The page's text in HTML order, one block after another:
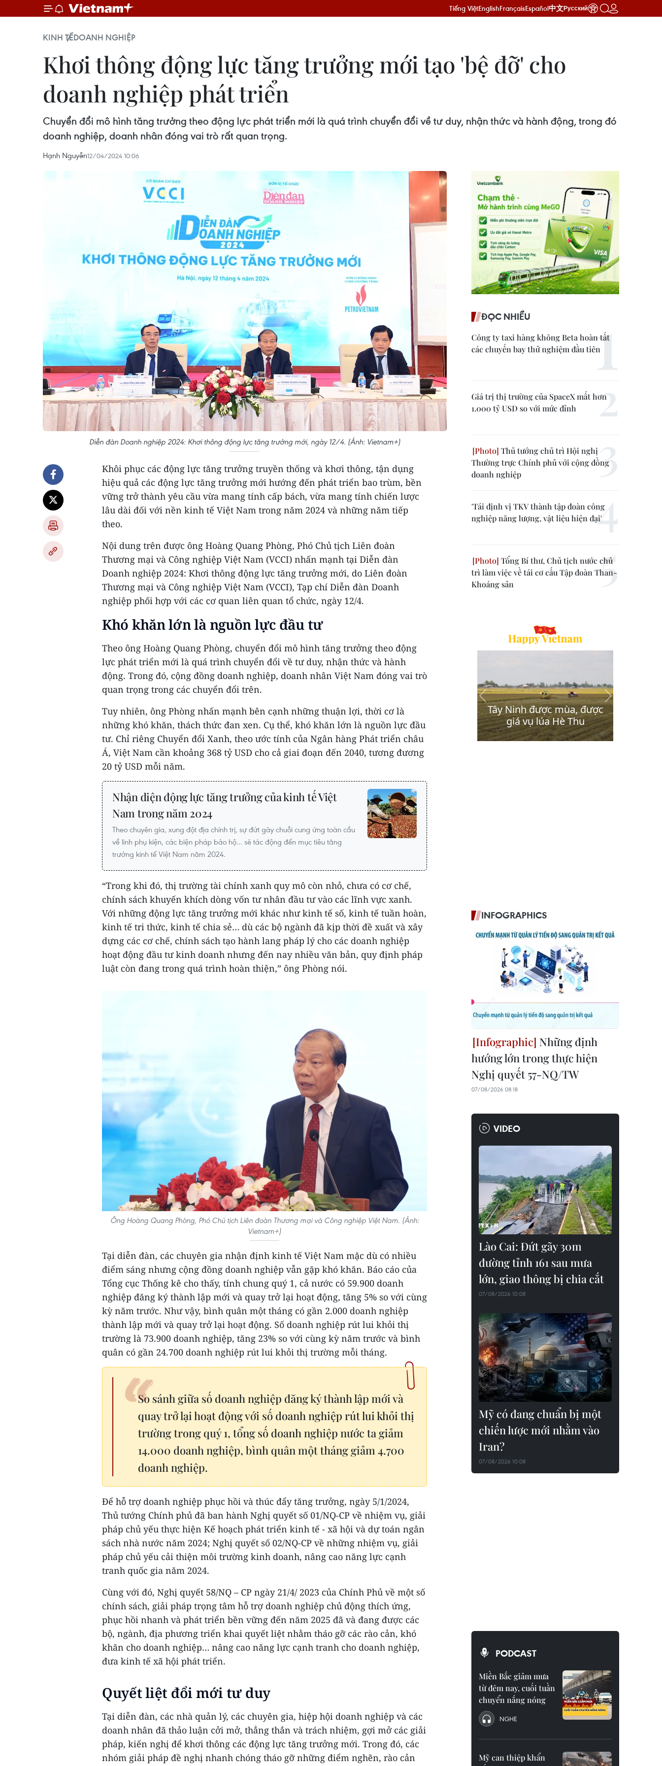
Tiếng ViệtEnglishFrançaisEspañol中文Русский
KINH TẾDOANH NGHIỆP
Khơi thông động lực tăng trưởng mới tạo 'bệ đỡ' cho
doanh nghiệp phát triển
Chuyển đổi mô hình tăng trưởng theo động lực phát triển mới là quá trình chuyển đổi về tư duy, nhận thức và hành động, trong đó
doanh nghiệp, doanh nhân đóng vai trò rất quan trọng.
Hạnh Nguyễn12/04/2024 10:06
Diễn đàn Doanh nghiệp 2024: Khơi thông động lực tăng trưởng mới, ngày 12/4. (Ảnh: Vietnam+)
Khôi phục các động lực tăng trưởng truyền thống và khơi thông, tận dụng
hiệu quả các động lực tăng trưởng mới hướng đến phát triển bao trùm, bền
vững trở thành yêu cầu vừa mang tính cấp bách, vừa mang tính chiến lược
lâu dài đối với nền kinh tế Việt Nam trong năm 2024 và những năm tiếp
theo.
Nội dung trên được ông Hoàng Quang Phòng, Phó Chủ tịch Liên đoàn
Thương mại và Công nghiệp Việt Nam (VCCI) nhấn mạnh tại Diễn đàn
Doanh nghiệp 2024: Khơi thông động lực tăng trưởng mới, do Liên đoàn
Thương mại và Công nghiệp Việt Nam (VCCI), Tạp chí Diễn đàn Doanh
nghiệp phối hợp với các cơ quan liên quan tổ chức, ngày 12/4.
Khó khăn lớn là nguồn lực đầu tư
Theo ông Hoàng Quang Phòng, chuyển đổi mô hình tăng trưởng theo động
lực phát triển mới là quá trình chuyển đổi về tư duy, nhận thức và hành
động. Trong đó, cộng đồng doanh nghiệp, doanh nhân Việt Nam đóng vai trò
quan trọng trong các chuyển đổi trên.
Tuy nhiên, ông Phòng nhấn mạnh bên cạnh những thuận lợi, thời cơ là
những khó khăn, thách thức đan xen. Cụ thể, khó khăn lớn là nguồn lực đầu
tư. Chỉ riêng Chuyển đổi Xanh, theo ước tính của Ngân hàng Phát triển châu
Á, Việt Nam cần khoảng 368 tỷ USD cho cả giai đoạn đến 2040, tương đương
20 tỷ USD mỗi năm.
Nhận diện động lực tăng trưởng của kinh tế Việt
Nam trong năm 2024
Theo chuyên gia, xung đột địa chính trị, sự đứt gãy chuỗi cung ứng toàn cầu
về linh phụ kiện, các biện pháp bảo hộ... sẽ tác động đến mục tiêu tăng
trưởng kinh tế Việt Nam năm 2024.
“Trong khi đó, thị trường tài chính xanh quy mô còn nhỏ, chưa có cơ chế,
chính sách khuyến khích dòng vốn tư nhân đầu tư vào các lĩnh vực xanh.
Với những động lực tăng trưởng mới khác như kinh tế số, kinh tế tuần hoàn,
kinh tế tri thức, kinh tế chia sẻ… dù các bộ ngành đã kịp thời đề xuất và xây
dựng các cơ chế, chính sách tạo hành lang pháp lý cho các doanh nghiệp
hoạt động đầu tư kinh doanh nhưng đến nay nhiều văn bản, quy định pháp
luật còn đang trong quá trình hoàn thiện,” ông Phòng nói.
Ông Hoàng Quang Phòng, Phó Chủ tịch Liên đoàn Thương mại và Công nghiệp Việt Nam. (Ảnh:
Vietnam+)
Tại diễn đàn, các chuyên gia nhận định kinh tế Việt Nam mặc dù có nhiều
điểm sáng nhưng cộng đồng doanh nghiệp vẫn gặp khó khăn. Báo cáo của
Tổng cục Thống kê cho thấy, tính chung quý 1, cả nước có 59.900 doanh
nghiệp đăng ký thành lập mới và quay trở lại hoạt động, tăng 5% so với cùng
kỳ năm trước. Như vậy, bình quân một tháng có gần 2.000 doanh nghiệp
thành lập mới và quay trở lại hoạt động. Số doanh nghiệp rút lui khỏi thị
trường là 73.900 doanh nghiệp, tăng 23% so với cùng kỳ năm trước và bình
quân có gần 24.700 doanh nghiệp rút lui khỏi thị trường mỗi tháng.
So sánh giữa số doanh nghiệp đăng ký thành lập mới và
quay trở lại hoạt động với số doanh nghiệp rút lui khỏi thị
trường trong quý 1, tổng số doanh nghiệp nước ta giảm
14.000 doanh nghiệp, bình quân một tháng giảm 4.700
doanh nghiệp.
Để hỗ trợ doanh nghiệp phục hồi và thúc đẩy tăng trưởng, ngày 5/1/2024,
Thủ tướng Chính phủ đã ban hành Nghị quyết số 01/NQ-CP về nhiệm vụ, giải
pháp chủ yếu thực hiện Kế hoạch phát triển kinh tế - xã hội và dự toán ngân
sách nhà nước năm 2024; Nghị quyết số 02/NQ-CP về những nhiệm vụ, giải
pháp chủ yếu cải thiện môi trường kinh doanh, nâng cao năng lực cạnh
tranh quốc gia năm 2024.
Cùng với đó, Nghị quyết 58/NQ – CP ngày 21/4/ 2023 của Chính Phủ về một số
chính sách, giải pháp trọng tâm hỗ trợ doanh nghiệp chủ động thích ứng,
phục hồi nhanh và phát triển bền vững đến năm 2025 đã và đang được các
bộ, ngành, địa phương triển khai quyết liệt nhằm tháo gỡ các rào cản, khó
khăn cho doanh nghiệp… nâng cao năng lực cạnh tranh cho doanh nghiệp,
đưa kinh tế xã hội phát triển.
Quyết liệt đổi mới tư duy
Tại diễn đàn, các nhà quản lý, các chuyên gia, hiệp hội doanh nghiệp và các
doanh nhân đã thảo luận cởi mở, thẳng thắn và trách nhiệm, gợi mở các giải
pháp, kiến nghị để khơi thông các động lực tăng trưởng mới. Trong đó, các
nhóm giải pháp đề nghị nhanh chóng tháo gỡ những điểm nghẽn, rào cản
ĐỌC NHIỀU
Công ty taxi hàng không Beta hoàn tất
các chuyến bay thử nghiệm đầu tiên
Giá trị thị trường của SpaceX mất hơn
1.000 tỷ USD so với mức đỉnh
Thủ tướng chủ trì Hội nghị
Thường trực Chính phủ với cộng đồng
doanh nghiệp
'Tái định vị TKV thành tập đoàn công
nghiệp năng lượng, vật liệu hiện đại'
Tổng Bí thư, Chủ tịch nước chủ
trì làm việc về tái cơ cấu Tập đoàn Than-
Khoáng sản
INFOGRAPHICS
Những định
hướng lớn trong thực hiện
Nghị quyết 57-NQ/TW
07/08/2026 08:18
VIDEO
Lào Cai: Đứt gãy 30m
đường tỉnh 161 sau mưa
lớn, giao thông bị chia cắt
07/08/2026 10:08
Mỹ có đang chuẩn bị một
chiến lược mới nhằm vào
Iran?
07/08/2026 10:08
PODCAST
Miền Bắc giảm mưa
từ đêm nay, cuối tuần
chuyển nắng nóng
NGHE
Mỹ can thiệp khẩn